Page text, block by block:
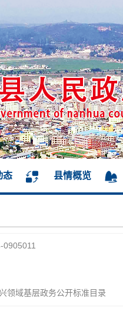
态 县情概览
域基层政务公开标准目录